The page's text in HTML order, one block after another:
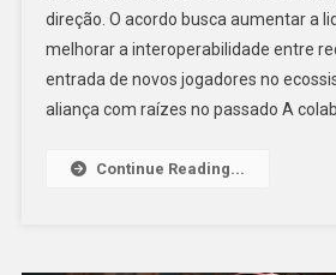
direção. O acordo busca aumentar a
melhorar a interoperabilidade entre
entrada de novos jogadores no
aliança com raízes no passado A
Continue Reading...